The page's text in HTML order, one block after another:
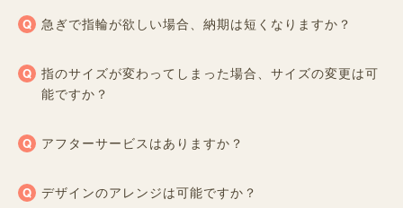
急ぎで指輪が欲しい場合、納期は短くなりますか？
指のサイズが変わってしまった場合、サイズの変更は可
能ですか？
アフターサービスはありますか？
デザインのアレンジは可能ですか？